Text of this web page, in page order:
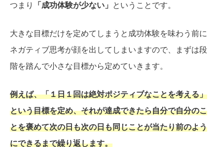
つまり 「成功体験が少ない」 ということです。
大きな目標だけを定めてしまうと成功体験を味わう前に
ネガティブ思考が顔を出してしまいますので、まずは段
階を踏んで小さな目標から定めていきます。
例えば、「１日１回は絶対ポジティブなことを考える」
という目標を定め、それが達成できたら自分で自分のこ
とを褒めて次の日も次の日も同じことが当たり前のよう
にできるまで繰り返します。